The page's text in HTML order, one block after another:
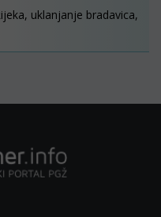
uklanjanje bradavica,